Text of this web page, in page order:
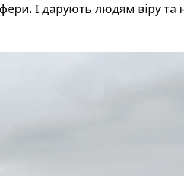
І дарують людям віру та